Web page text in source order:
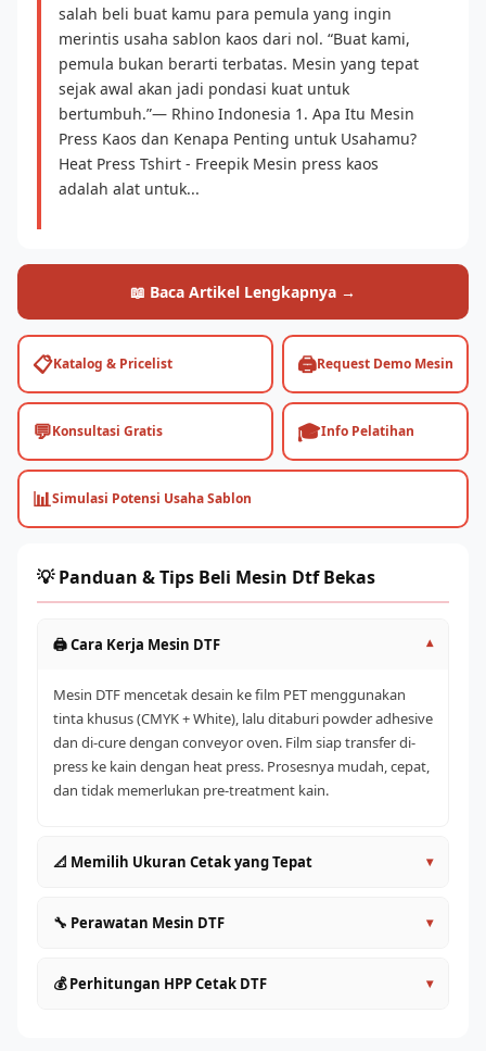
salah beli buat kamu para pemula yang ingin
merintis usaha sablon kaos dari nol. “Buat kami,
pemula bukan berarti terbatas. Mesin yang tepat
sejak awal akan jadi pondasi kuat untuk
bertumbuh.”— Rhino Indonesia 1. Apa Itu Mesin
Press Kaos dan Kenapa Penting untuk Usahamu?
Heat Press Tshirt - Freepik Mesin press kaos
adalah alat untuk...
📖 Baca Artikel Lengkapnya →
📋Katalog & Pricelist 🖨️Request Demo Mesin
💬Konsultasi Gratis 🎓Info Pelatihan
📊Simulasi Potensi Usaha Sablon
💡 Panduan & Tips Beli Mesin Dtf Bekas
🖨️ Cara Kerja Mesin DTF ▾
Mesin DTF mencetak desain ke film PET menggunakan
tinta khusus (CMYK + White), lalu ditaburi powder adhesive
dan di-cure dengan conveyor oven. Film siap transfer di-
press ke kain dengan heat press. Prosesnya mudah, cepat,
dan tidak memerlukan pre-treatment kain.
📐 Memilih Ukuran Cetak yang Tepat ▾
satuan
Roll to Roll (>60cm): Kapasitas industri, untuk produksi
🔧 Perawatan Mesin DTF ▾
sesudah operasional
💰 Perhitungan HPP Cetak DTF ▾